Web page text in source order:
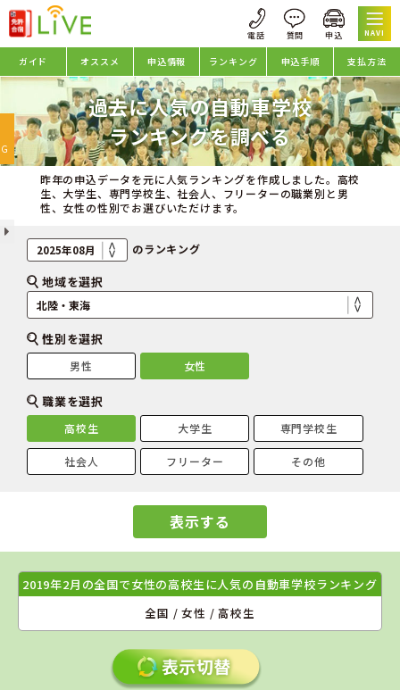
NAVI
ガイド オススメ 申込情報 ランキング 申込手順 支払方法
過去に人気の自動車学校
ランキングを調べる
昨年の申込データを元に人気ランキングを作成しました。高校
生、大学生、専門学校生、社会人、フリーターの職業別と男
性、女性の性別でお選びいただけます。
のランキング
地域を選択
性別を選択
男性 女性
職業を選択
高校生 大学生 専門学校生
社会人 フリーター その他
表示する
2019年2月の全国で女性の高校生に人気の自動車学校ランキング
全国 / 女性 / 高校生